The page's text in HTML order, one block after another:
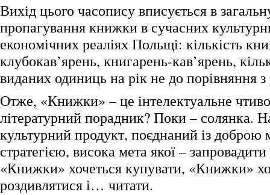
Вихід цього часопису вписується в
пропагування книжки в сучасних
економічних реаліях Польщі: кількість
клубокав’ярень, книгарень-кав’ярень,
виданих одиниць на рік не до порівняння
Отже, «Книжки» – це інтелектуальне
літературний порадник? Поки – солянка.
культурний продукт, поєднаний із доброю
стратегією, висока мета якої –
«Книжки» хочеться купувати, «Книжки»
роздивлятися і… читати.